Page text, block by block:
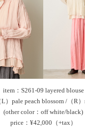
item：S261-09 layered blouse
）pale peach blossom /（R
(other color：off white/black)
price：¥42,000（+tax）